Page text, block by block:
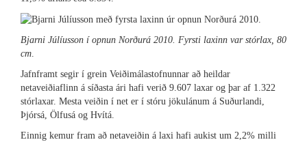
Bjarni Júlíusson í opnun Norðurá 2010. Fyrsti laxinn var stórlax, 80
cm.
Jafnframt segir í grein Veiðimálastofnunnar að heildar
netaveiðiaflinn á síðasta ári hafi verið 9.607 laxar og þar af 1.322
stórlaxar. Mesta veiðin í net er í stóru jökulánum á Suðurlandi,
Þjórsá, Ölfusá og Hvítá.
Einnig kemur fram að netaveiðin á laxi hafi aukist um 2,2% milli